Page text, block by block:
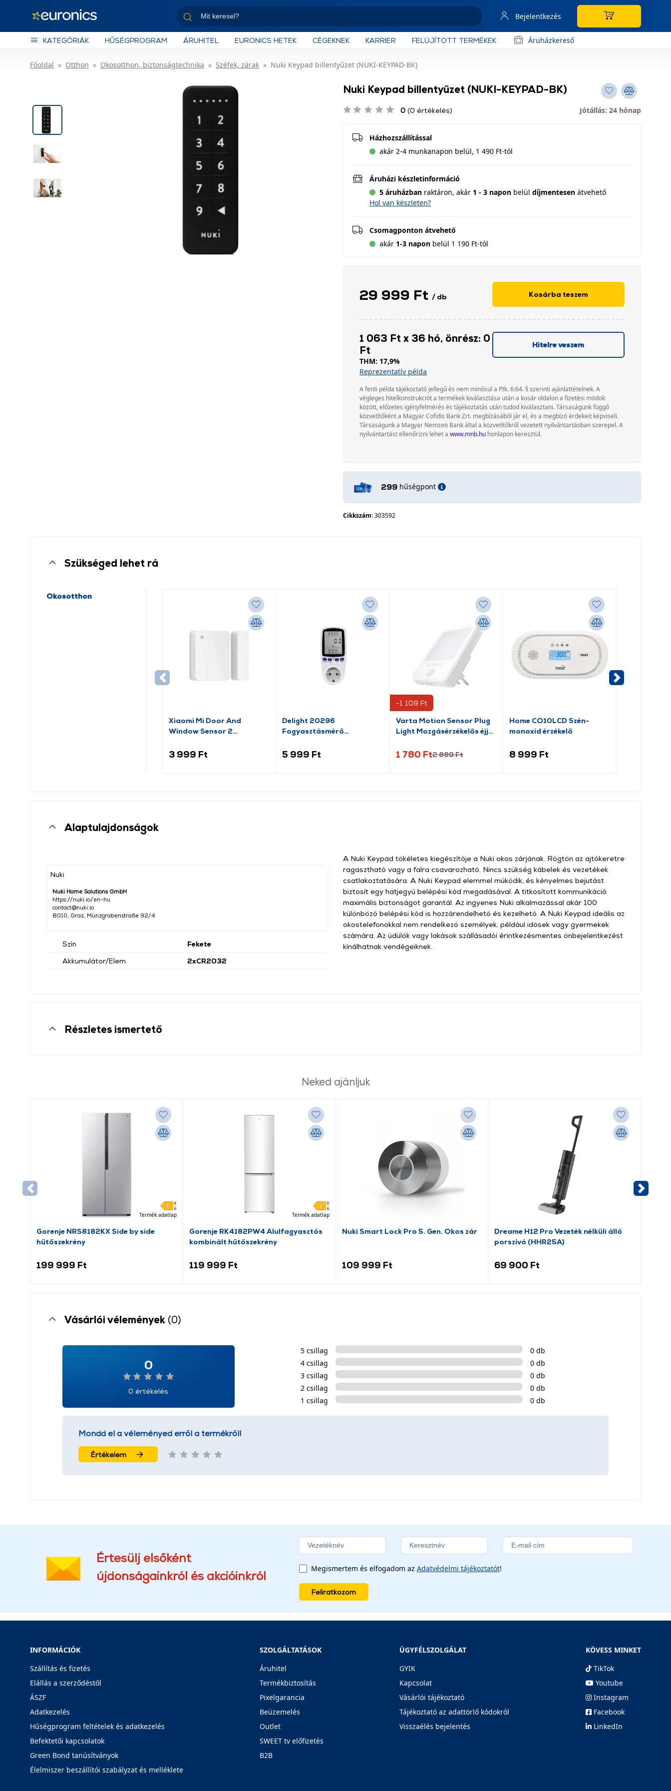
Bejelentkezés
KATEGÓRIÁK HŰSÉGPROGRAM ÁRUHITEL EURONICS HETEK CÉGEKNEK KARRIER FELÚJÍTOTT TERMÉKEK Áruházkereső
Főoldal Otthon Okosotthon, biztonságtechnika Széfek, zárak Nuki Keypad billentyűzet (NUKI-KEYPAD-BK)
Nuki Keypad billentyűzet (NUKI-KEYPAD-BK)
0 (0 értékelés) Jótállás: 24 hónap
Házhozszállítással
akár 2-4 munkanapon belül, 1 490 Ft-tól
Áruházi készletinformáció
5 áruházban raktáron, akár 1 - 3 napon belül díjmentesen átvehető
Hol van készleten?
Csomagponton átvehető
akár 1-3 napon belül 1 190 Ft-tól
29 999 Ft / db Kosárba teszem
1 063 Ft x 36 hó, önrész: 0
Ft
THM: 17,9%
Reprezentatív példa
Hitelre veszem
A fenti példa tájékoztató jellegű és nem minősül a Ptk. 6:64. § szerinti ajánlattételnek. A
végleges hitelkonstrukciót a termékek kiválasztása után a kosár oldalon a fizetési módok
között, előzetes igényfelmérés és tájékoztatás után tudod kiválasztani. Társaságunk függő
közvetítőként a Magyar Cofidis Bank Zrt. megbízásából jár el, és a megbízó érdekeit képviseli.
Társaságunk a Magyar Nemzeti Bank által a közvetítőkről vezetett nyilvántartásban szerepel. A
nyilvántartást ellenőrizni lehet a www.mnb.hu honlapon keresztül.
299 hűségpont
Cikkszám:303592
Szükséged lehet rá
Okosotthon
Xiaomi Mi Door And
Window Sensor 2
3 999 Ft
Delight 20296
Fogyasztásmérő
5 999 Ft
-1 109 Ft
Varta Motion Sensor Plug
Light Mozgásérzékelős éjjeli
1 780 Ft2 889 Ft
Home CO10LCD Szén-
monoxid érzékelő
8 999 Ft
Alaptulajdonságok
Nuki
Nuki Home Solutions GmbH
https://nuki.io/en-hu
contact@nuki.io
8010, Graz, Münzgrabenstraße 92/4
Szín
Fekete
Akkumulátor/Elem
2xCR2032
A Nuki Keypad tökéletes kiegészítője a Nuki okos zárjának. Rögtön az ajtókeretre
ragasztható vagy a falra csavarozható. Nincs szükség kábelek és vezetékek
csatlakoztatására. A Nuki Keypad elemmel működik, és kényelmes bejutást
biztosít egy hatjegyű belépési kód megadásával. A titkosított kommunikáció
maximális biztonságot garantál. Az ingyenes Nuki alkalmazással akár 100
különböző belépési kód is hozzárendelhető és kezelhető. A Nuki Keypad ideális az
okostelefonokkal nem rendelkező személyek, például idősek vagy gyermekek
számára. Az üdülők vagy lakások szállásadói érintkezésmentes önbejelentkezést
kínálhatnak vendégeiknek.
Részletes ismertető
Neked ajánljuk
Termék adatlap
Gorenje NRS8182KX Side by side
hűtőszekrény
199 999 Ft
Termék adatlap
Gorenje RK4182PW4 Alulfagyasztós
kombinált hűtőszekrény
119 999 Ft
Nuki Smart Lock Pro 5. Gen. Okos zár
109 999 Ft
Dreame H12 Pro Vezeték nélküli álló
porszívó (HHR25A)
69 900 Ft
Vásárlói vélemények (0)
0
0 értékelés
5 csillag
0 db
4 csillag
0 db
3 csillag
0 db
2 csillag
0 db
1 csillag
0 db
Mondd el a véleményed erről a termékről!
Értékelem
Értesülj elsőként
újdonságainkról és akcióinkról
Megismertem és elfogadom az Adatvédelmi tájékoztatót!
Feliratkozom
INFORMÁCIÓK
Szállítás és fizetés
Elállás a szerződéstől
ÁSZF
Adatkezelés
Hűségprogram feltételek és adatkezelés
Befektetői kapcsolatok
Green Bond tanúsítványok
Élelmiszer beszállítói szabályzat és melléklete
SZOLGÁLTATÁSOK
Áruhitel
Termékbiztosítás
Pixelgarancia
Beüzemelés
Outlet
SWEET tv előfizetés
B2B
ÜGYFÉLSZOLGÁLAT
GYIK
Kapcsolat
Vásárlói tájékoztató
Tájékoztató az adattörlő kódokról
Visszaélés bejelentés
KÖVESS MINKET
TikTok
Youtube
Instagram
Facebook
LinkedIn